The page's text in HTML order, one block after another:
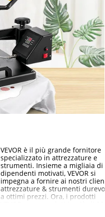
VEVOR è il più grande fornitore
specializzato in attrezzature e
strumenti. Insieme a migliaia di
dipendenti motivati, VEVOR si
impegna a fornire ai nostri clienti
attrezzature & strumenti durevoli
a ottimi prezzi. Ora, i prodotti